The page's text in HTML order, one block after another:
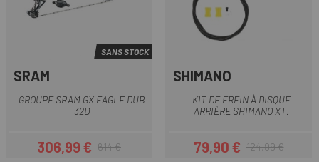
SANS STOCK
SRAM
GROUPE SRAM GX EAGLE DUB
32D
Prix
306,99 €Prix habituel
614 €
SHIMANO
KIT DE FREIN À DISQUE
ARRIÈRE SHIMANO XT.
Prix
79,90 €Prix habituel
124,99 €